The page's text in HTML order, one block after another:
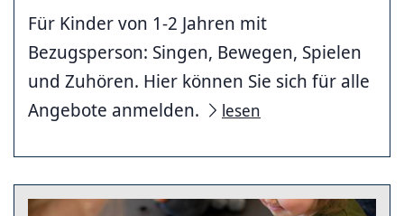
Für Kinder von 1-2 Jahren mit
Bezugsperson: Singen, Bewegen, Spielen
und Zuhören. Hier können Sie sich für alle
Angebote anmelden.
lesen